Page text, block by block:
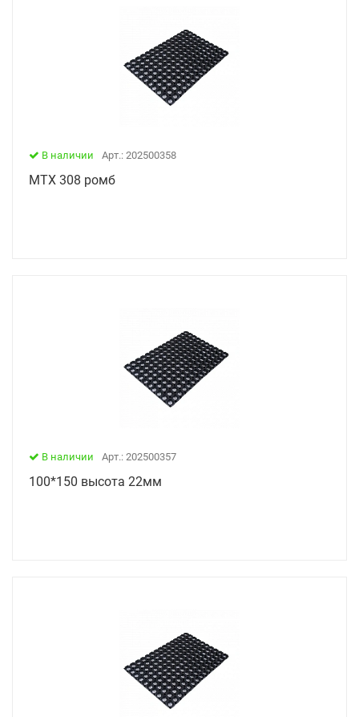
В наличии Арт.: 202500358
МТX 308 ромб
В наличии Арт.: 202500357
100*150 высота 22мм